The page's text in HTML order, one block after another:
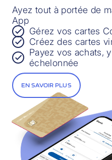
Ayez tout à portée de
App
Gérez vos cartes
Créez des cartes
Payez vos achats,
échelonnée
EN SAVOIR PLUS